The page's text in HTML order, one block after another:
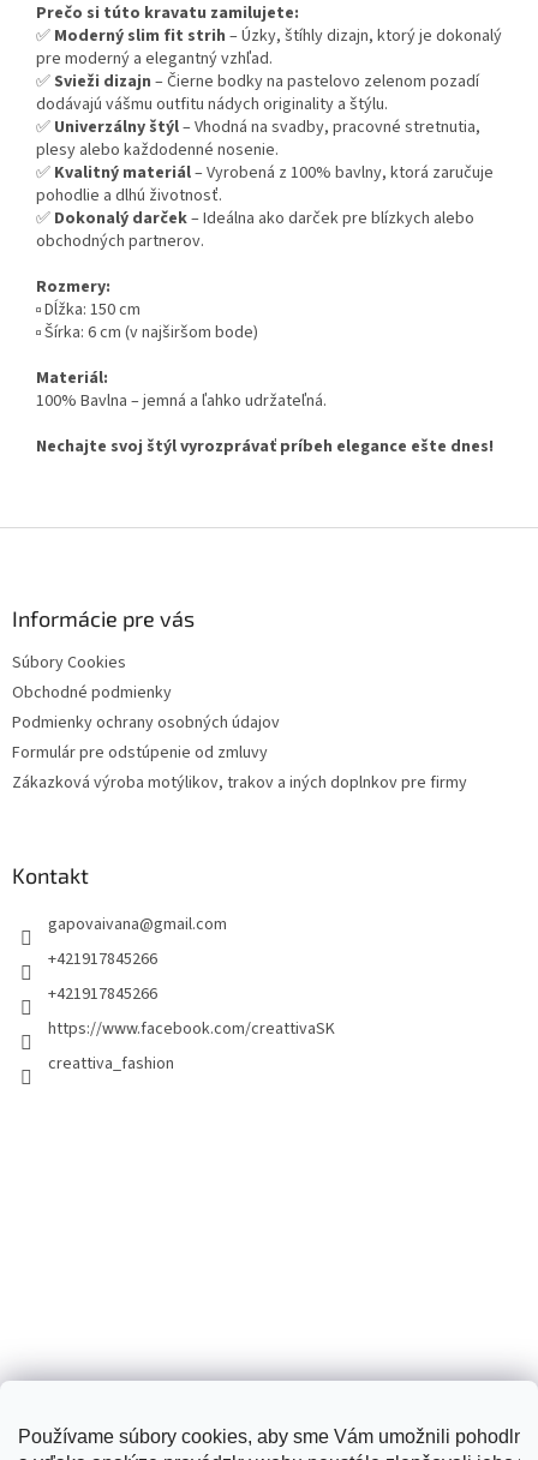
Používame súbory cookies, aby sme Vám umožnili
Prečo si túto kravatu zamilujete:
✅ Moderný slim fit strih – Úzky, štíhly dizajn, ktorý je dokonalý
pre moderný a elegantný vzhľad.
✅Svieži dizajn – Čierne bodky na pastelovo zelenom pozadí
dodávajú vášmu outfitu nádych originality a štýlu.
✅ Univerzálny štýl– Vhodná na svadby, pracovné stretnutia,
plesy alebo každodenné nosenie.
✅ Kvalitný materiál– Vyrobená z 100% bavlny, ktorá zaručuje
pohodlie a dlhú životnosť.
✅ Dokonalý darček– Ideálna ako darček pre blízkych alebo
obchodných partnerov.
Rozmery:
▫️ Dĺžka: 150 cm
▫️ Šírka: 6 cm (v najširšom bode)
Materiál:
100% Bavlna – jemná a ľahko udržateľná.
Nechajte svoj štýl vyrozprávať príbeh elegance ešte dnes!
Informácie pre vás
Súbory Cookies
Obchodné podmienky
Podmienky ochrany osobných údajov
Formulár pre odstúpenie od zmluvy
Zákazková výroba motýlikov, trakov a iných doplnkov pre firmy
Kontakt
gapovaivana@gmail.com
+421917845266
+421917845266
https://www.facebook.com/creattivaSK
creattiva_fashion